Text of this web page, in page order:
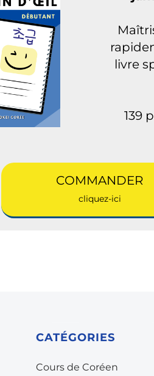
livre
139
COMMANDER
cliquez-ici
CATÉGORIES
Cours de Coréen